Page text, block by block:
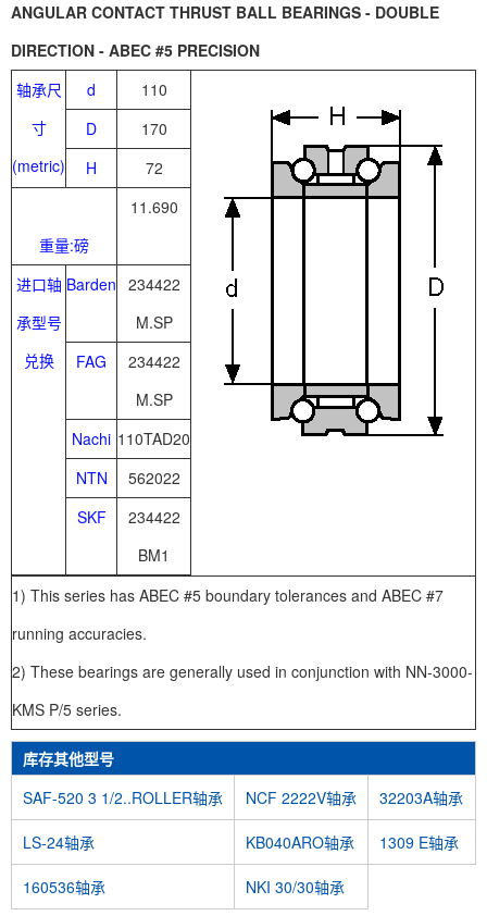
ANGULAR CONTACT THRUST BALL BEARINGS - DOUBLE
DIRECTION - ABEC #5 PRECISION
轴承尺
寸
(metric)
d
110
D
170
H
72
重量:磅
11.690
进口轴
承型号
兑换
Barden 234422
M.SP
FAG
234422
M.SP
Nachi 110TAD20
NTN
562022
SKF
234422
BM1
1) This series has ABEC #5 boundary tolerances and ABEC #7
running accuracies.
2) These bearings are generally used in conjunction with NN-3000-
KMS P/5 series.
库存其他型号
SAF-520 3 1/2..ROLLER轴承
NCF 2222V轴承 32203A轴承
LS-24轴承 KB040ARO轴承 1309 E轴承
160536轴承 NKI 30/30轴承